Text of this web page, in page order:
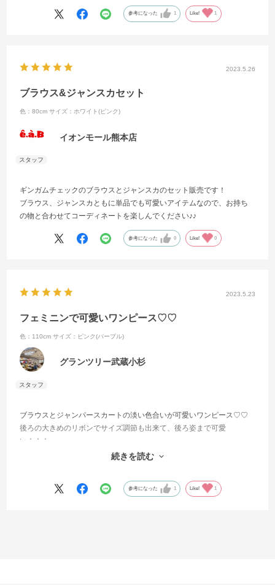
シャツにはデニムやスカートなど合わせてgood！！
参考になった 1 Like! 1
2023.5.26
ブラウス&ジャンスカセット
色：80cm サイズ：ホワイト(ピンク)
イオンモール熊本店
ギンガムチェックのブラウスとジャンスカのセット販売です！
ブラウス、ジャンスカともに単品でも可愛いアイテムなので、お持ち
の物と合わせてコーディネートを楽しんでください♪♪
参考になった 0 Like! 0
2023.5.23
フェミニンで可愛いワンピース♡♡
色：110cm サイズ：ピンク(パープル)
グランツリー武蔵小杉
ブラウスとジャンパースカートの淡い色合いが可愛いワンピース♡♡
後ろの大きめのリボンでサイズ調節も出来て、後ろ姿まで可愛
い！！！
首元と肩にもフリルがあって、可愛いがたくさん詰め込まれたワンピ
続きを読む
参考になった 1 Like! 1